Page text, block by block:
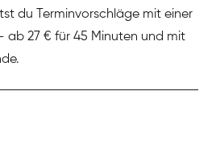
du Terminvorschläge mit einer
ab 27 € für 45 Minuten und mit